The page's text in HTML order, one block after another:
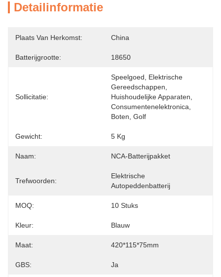
Detailinformatie
Plaats Van Herkomst: China
Batterijgrootte: 18650
Sollicitatie:
Speelgoed, Elektrische
Gereedschappen,
Huishoudelijke Apparaten,
Consumentenelektronica,
Boten, Golf
Gewicht: 5 Kg
Naam: NCA-Batterijpakket
Trefwoorden:
Elektrische
Autopeddenbatterij
MOQ: 10 Stuks
Kleur: Blauw
Maat: 420*115*75mm
GBS: Ja